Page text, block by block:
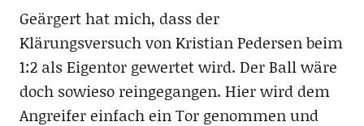
Geärgert hat mich, dass der
Klärungsversuch von Kristian Pedersen beim
1:2 als Eigentor gewertet wird. Der Ball wäre
doch sowieso reingegangen. Hier wird dem
Angreifer einfach ein Tor genommen und